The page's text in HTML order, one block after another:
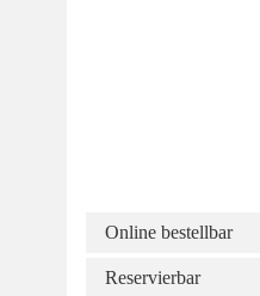
Online bestellbar
Reservierbar